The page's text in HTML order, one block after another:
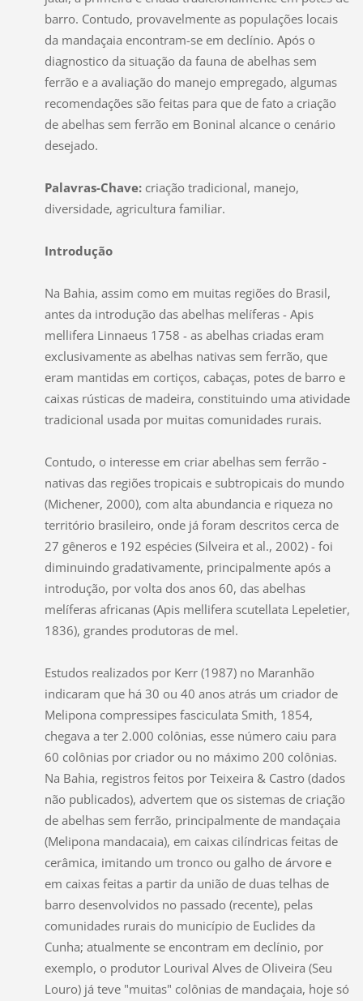
barro. Contudo, provavelmente as populações locais
da mandaçaia encontram-se em declínio. Após o
diagnostico da situação da fauna de abelhas sem
ferrão e a avaliação do manejo empregado, algumas
recomendações são feitas para que de fato a criação
de abelhas sem ferrão em Boninal alcance o cenário
desejado.
Palavras-Chave:criação tradicional, manejo,
diversidade, agricultura familiar.
Introdução
Na Bahia, assim como em muitas regiões do Brasil,
antes da introdução das abelhas melíferas - Apis
mellifera Linnaeus 1758 - as abelhas criadas eram
exclusivamente as abelhas nativas sem ferrão, que
eram mantidas em cortiços, cabaças, potes de barro e
caixas rústicas de madeira, constituindo uma atividade
tradicional usada por muitas comunidades rurais.
Contudo, o interesse em criar abelhas sem ferrão -
nativas das regiões tropicais e subtropicais do mundo
(Michener, 2000), com alta abundancia e riqueza no
território brasileiro, onde já foram descritos cerca de
27 gêneros e 192 espécies (Silveira et al., 2002) - foi
diminuindo gradativamente, principalmente após a
introdução, por volta dos anos 60, das abelhas
melíferas africanas (Apis mellifera scutellata Lepeletier,
1836), grandes produtoras de mel.
Estudos realizados por Kerr (1987) no Maranhão
indicaram que há 30 ou 40 anos atrás um criador de
Melipona compressipes fasciculata Smith, 1854,
chegava a ter 2.000 colônias, esse número caiu para
60 colônias por criador ou no máximo 200 colônias.
Na Bahia, registros feitos por Teixeira & Castro (dados
não publicados), advertem que os sistemas de criação
de abelhas sem ferrão, principalmente de mandaçaia
(Melipona mandacaia), em caixas cilíndricas feitas de
cerâmica, imitando um tronco ou galho de árvore e
em caixas feitas a partir da união de duas telhas de
barro desenvolvidos no passado (recente), pelas
comunidades rurais do município de Euclides da
Cunha; atualmente se encontram em declínio, por
exemplo, o produtor Lourival Alves de Oliveira (Seu
Louro) já teve "muitas" colônias de mandaçaia, hoje só